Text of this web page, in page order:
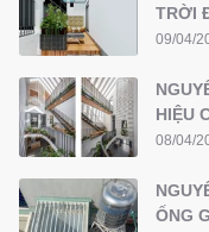
TRỜI
09/04/
HIỆU
08/04/
ỐNG